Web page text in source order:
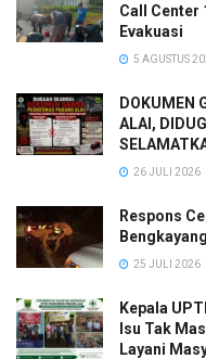
Call Center
Evakuasi
5 AGUSTUS
DOKUMEN
ALAI,
26 JULI 2026
Respons
25 JULI 2026
Kepala
Isu Tak
Layani